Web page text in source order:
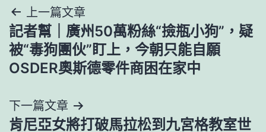
文
章
導
覽
上一篇文章
記者幫｜廣州50萬粉絲“撿瓶小狗”，疑
被“毒狗團伙”盯上，今朝只能自願
OSDER奧斯德零件商困在家中
下一篇文章
肯尼亞女將打破馬拉松到九宮格教室世